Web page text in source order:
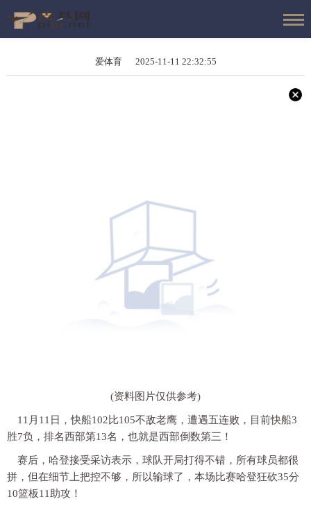
爱体育 2025-11-11 22:32:55
(资料图片仅供参考)
11月11日，快船102比105不敌老鹰，遭遇五连败，目前快船3
胜7负，排名西部第13名，也就是西部倒数第三！
赛后，哈登接受采访表示，球队开局打得不错，所有球员都很
拼，但在细节上把控不够，所以输球了，本场比赛哈登狂砍35分
10篮板11助攻！